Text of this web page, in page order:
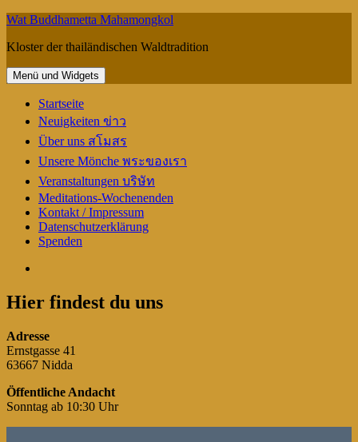
Springe
Inhalt
Wat Buddhametta Mahamongkol
Kloster der thailändischen Waldtradition
Menü und Widgets
Startseite
Neuigkeiten ข่าว
Über uns สโมสร
Unsere Mönche พระของเรา
Veranstaltungen บริษัท
Meditations-Wochenenden
Kontakt / Impressum
Datenschutzerklärung
Spenden
Hier findest du uns
Adresse
Ernstgasse 41
63667 Nidda
Öffentliche Andacht
Sonntag ab 10:30 Uhr